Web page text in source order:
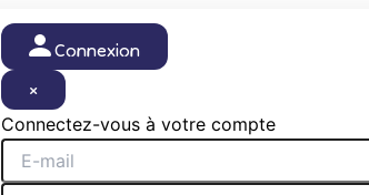
Connexion
×
Connectez-vous à votre compte